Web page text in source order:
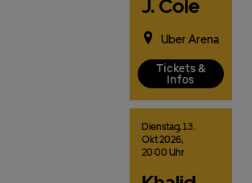
J. Cole
Uber Arena
Tickets &
Infos
Dienstag,13.
Okt2026,
20:00 Uhr